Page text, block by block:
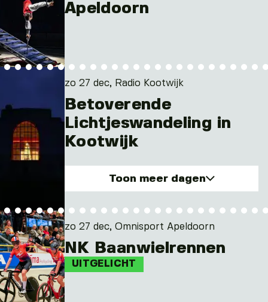
Apeldoorn
zo 27 dec, Radio Kootwijk
Betoverende
Lichtjeswandeling in
Kootwijk
Toon meer dagen
zo. 27 dec 2026
ma. 28 dec 2026
zo 27 dec, Omnisport Apeldoorn
NK Baanwielrennen
UITGELICHT